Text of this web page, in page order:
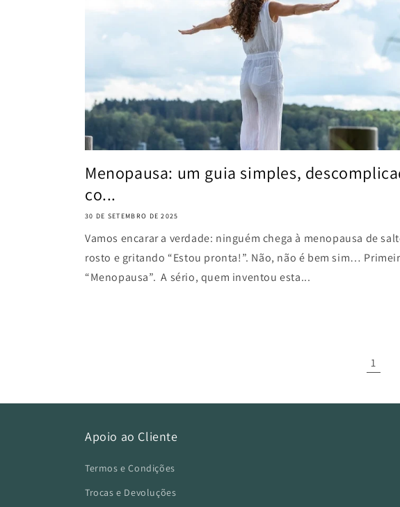
Menopausa: um guia simples,
co...
30 DE SETEMBRO DE 2025
Vamos encarar a verdade: ninguém chega à menopausa de
rosto e gritando “Estou pronta!”. Não, não é bem sim…
“Menopausa”. A sério, quem inventou esta...
1
Apoio ao Cliente
Termos e Condições
Trocas e Devoluções